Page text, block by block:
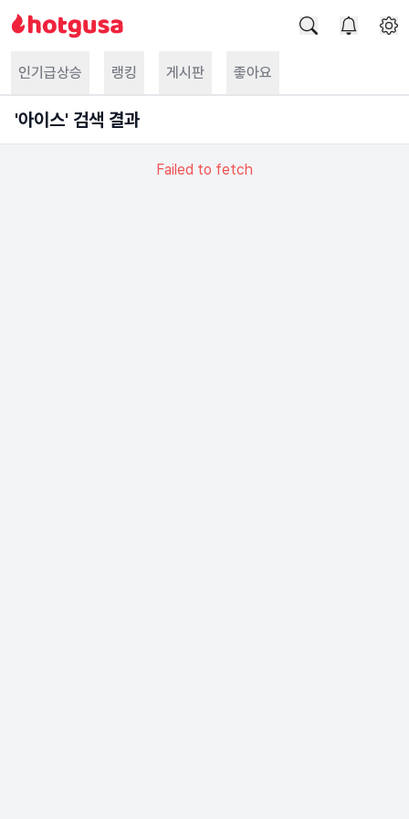
인기급상승 랭킹 게시판 좋아요
'아이스' 검색 결과
Failed to fetch